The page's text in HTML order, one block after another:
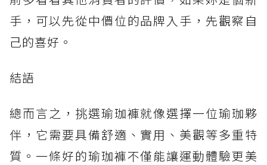
手，可以先從中價位的品牌入手，先觀察自
己的喜好。
結語
總而言之，挑選瑜珈褲就像選擇一位瑜珈夥
伴，它需要具備舒適、實用、美觀等多重特
質。一條好的瑜珈褲不僅能讓運動體驗更美